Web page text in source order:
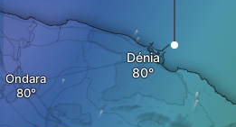
Ondara
Dénia